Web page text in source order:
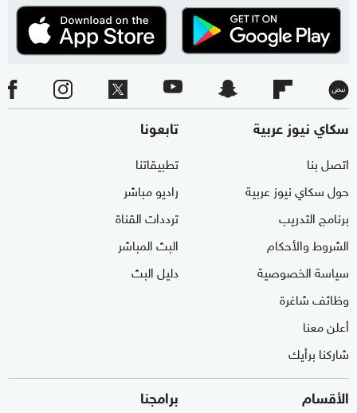
سكاي نيوز عربية
اتصل بنا
حول سكاي نيوز عربية
برنامج التدريب
الشروط والأحكام
سياسة الخصوصية
وظائف شاغرة
أعلن معنا
شاركنا برأيك
تابعونا
تطبيقاتنا
راديو مباشر
ترددات القناة
البث المباشر
دليل البث
الأقسام برامجنا